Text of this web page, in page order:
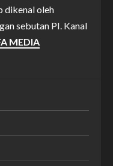
dikenal oleh
sebutan PI. Kanal
MEDIA